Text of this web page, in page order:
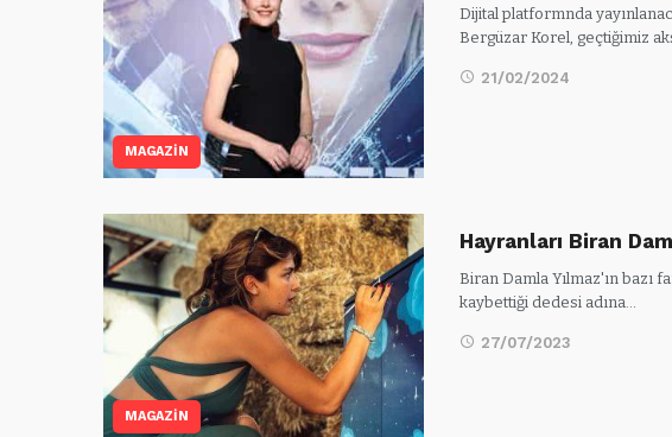
MAGAZİN
Dijital platformnda
Bergüzar Korel, geçtiğimiz
21/02/2024
MAGAZİN
Hayranları Biran
Biran Damla Yılmaz'ın bazı
kaybettiği dedesi adına…
27/07/2023